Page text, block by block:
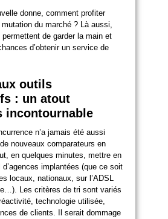
donne, comment profiter
du marché ? Là aussi,
de garder la main et
d’obtenir un service de
outils
: un atout
incontournable
n’a jamais été aussi
nouveaux comparateurs en
en quelques minutes, mettre en
d’agences implantées (que ce soit
locaux, nationaux, sur l’ADSL
Les critères de tri sont variés
technologie utilisée,
de clients. Il serait dommage